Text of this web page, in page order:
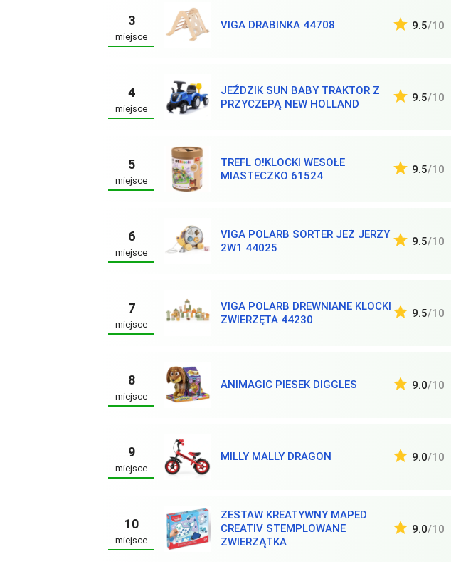
3
miejsce
VIGA DRABINKA 44708 9.5/10
4
miejsce
JEŹDZIK SUN BABY TRAKTOR Z
PRZYCZEPĄ NEW HOLLAND
9.5/10
5
miejsce
TREFL O!KLOCKI WESOŁE
MIASTECZKO 61524
9.5/10
6
miejsce
VIGA POLARB SORTER JEŻ JERZY
2W1 44025
9.5/10
7
miejsce
VIGA POLARB DREWNIANE KLOCKI
ZWIERZĘTA 44230
9.5/10
8
miejsce
ANIMAGIC PIESEK DIGGLES 9.0/10
9
miejsce
MILLY MALLY DRAGON 9.0/10
10
miejsce
ZESTAW KREATYWNY MAPED
CREATIV STEMPLOWANE
ZWIERZĄTKA
9.0/10